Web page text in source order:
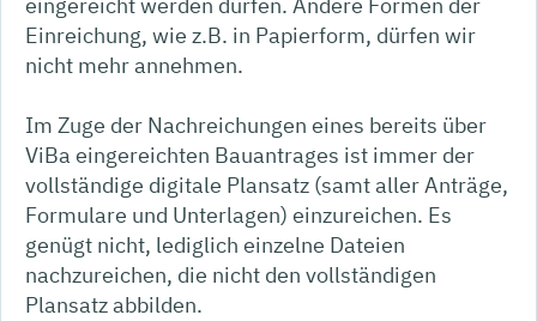
eingereicht werden dürfen. Andere Formen der
Einreichung, wie z.B. in Papierform, dürfen wir
nicht mehr annehmen.
Im Zuge der Nachreichungen eines bereits über
ViBa eingereichten Bauantrages ist immer der
vollständige digitale Plansatz (samt aller Anträge,
Formulare und Unterlagen) einzureichen. Es
genügt nicht, lediglich einzelne Dateien
nachzureichen, die nicht den vollständigen
Plansatz abbilden.